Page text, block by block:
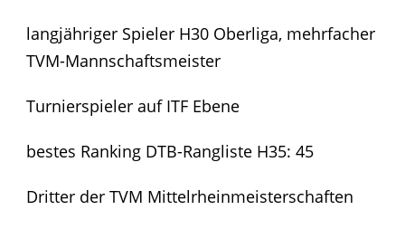
langjähriger Spieler H30 Oberliga, mehrfacher
TVM-Mannschaftsmeister
Turnierspieler auf ITF Ebene
bestes Ranking DTB-Rangliste H35: 45
Dritter der TVM Mittelrheinmeisterschaften